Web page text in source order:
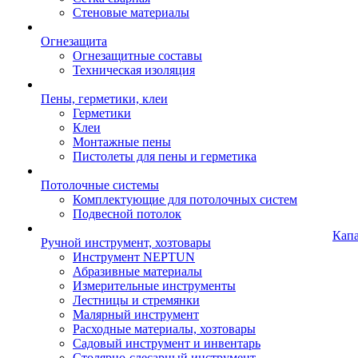
Стеновые материалы
Огнезащита
Огнезащитные составы
Техническая изоляция
Пены, герметики, клеи
Герметики
Клеи
Монтажные пены
Пистолеты для пены и герметика
Потолочные системы
Комплектующие для потолочных систем
Подвесной потолок
Ручной инструмент, хозтовары
Инструмент NEPTUN
Абразивные материалы
Измерительные инструменты
Лестницы и стремянки
Малярный инструмент
Расходные материалы, хозтовары
Садовый инструмент и инвентарь